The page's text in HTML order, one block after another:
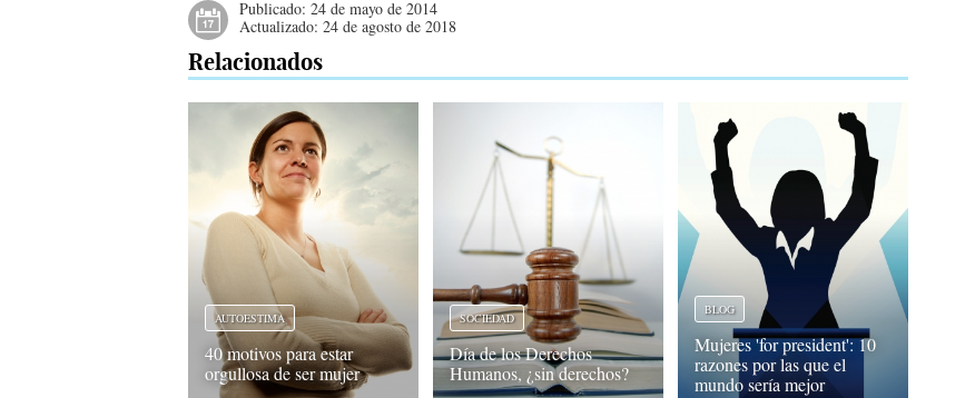
Publicado:24 de mayo de 2014
Actualizado:24 de agosto de 2018
Relacionados
AUTOESTIMA
40 motivos para estar
orgullosa de ser mujer
SOCIEDAD
Día de los Derechos
Humanos, ¿sin derechos?
BLOG
Mujeres 'for president': 10
razones por las que el
mundo sería mejor